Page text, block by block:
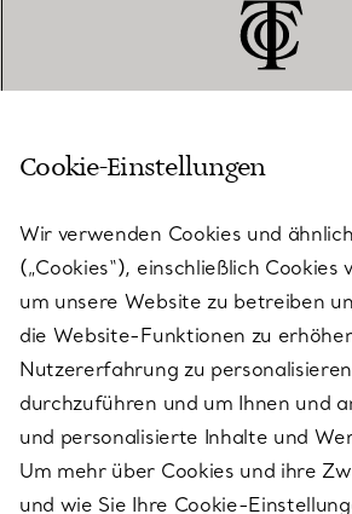
KUNDENSERVICE
SERVICES
ÜBER TIFFANY & CO.
RECHTLICHE HINWEISE
Cookie-Einstellungen
Wir verwenden Cookies und
(„Cookies“), einschließlich
um unsere Website zu betreiben
die Website-Funktionen zu
Nutzererfahrung zu
durchzuführen und um Ihnen und
und personalisierte Inhalte und
Um mehr über Cookies und ihre
und wie Sie Ihre Cookie-